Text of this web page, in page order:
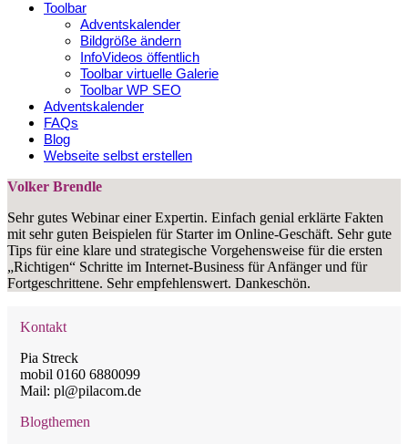
Toolbar
Adventskalender
Bildgröße ändern
InfoVideos öffentlich
Toolbar virtuelle Galerie
Toolbar WP SEO
Adventskalender
FAQs
Blog
Webseite selbst erstellen
Volker Brendle
Sehr gutes Webinar einer Expertin. Einfach genial erklärte Fakten
mit sehr guten Beispielen für Starter im Online-Geschäft. Sehr gute
Tips für eine klare und strategische Vorgehensweise für die ersten
„Richtigen“ Schritte im Internet-Business für Anfänger und für
Fortgeschrittene. Sehr empfehlenswert. Dankeschön.
Kontakt
Pia Streck
mobil 0160 6880099
Mail: pl@pilacom.de
Blogthemen